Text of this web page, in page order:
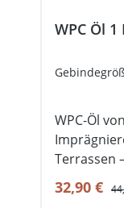
WPC Öl
WPC-Öl
Terrassen
Liter Das
Pflegeöl
32,90 €